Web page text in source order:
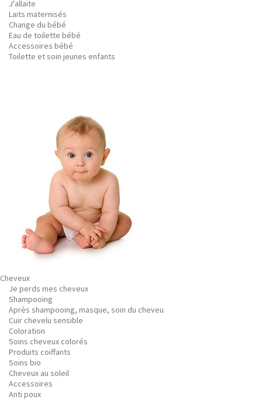
J'allaite
Laits maternisés
Change du bébé
Eau de toilette bébé
Accessoires bébé
Toilette et soin jeunes enfants
Cheveux
Je perds mes cheveux
Shampooing
Après shampooing, masque, soin du cheveu
Cuir chevelu sensible
Coloration
Soins cheveux colorés
Produits coiffants
Soins bio
Cheveux au soleil
Accessoires
Anti poux